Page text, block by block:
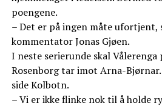
poengene.
– Det er på ingen måte ufortjent,
kommentator Jonas Gjøen.
I neste serierunde skal Vålerenga
Rosenborg tar imot Arna-
side Kolbotn.
– Vi er ikke flinke nok til å holde